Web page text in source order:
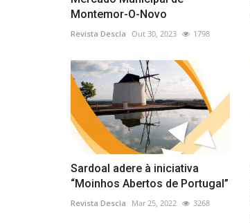
Montemor-O-Novo
Revista Descla Out 30, 2023 1798
Sardoal adere à iniciativa
“Moinhos Abertos de Portugal”
Revista Descla Mar 25, 2022 3268